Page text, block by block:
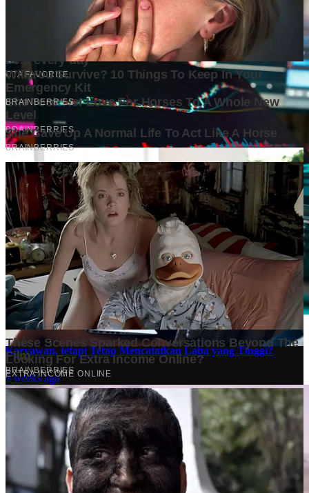
Mengapa Perusahaan Besar Mulai Mengurangi Jumlah
Karyawan, tetapi Tetap Mencatatkan Laba yang Tinggi?
3 weeks ago